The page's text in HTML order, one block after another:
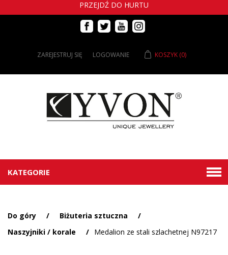
PRZEJDŹ DO HURTU
ZAREJESTRUJ SIĘ LOGOWANIE KOSZYK (0)
KATEGORIE
Do góry / Biżuteria sztuczna
/
Naszyjniki / korale
/ Medalion ze stali szlachetnej N97217